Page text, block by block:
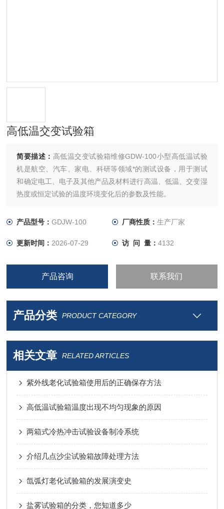
高低温交变试验箱
简要描述： 高低温交变试验箱维修GDW-100小型高低温试验
机是航空、汽车、家电、科研等领域*的测试设备，用于测试
和确定电工、电子及其他产品及材料进行高温、低温、交变湿
热度或恒定试验的温度环境变化后的参数及性能。
产品型号：GDJW-100 厂商性质： 生产厂家
更新时间： 2026-07-29 访 问 量： 4132
产品咨询 联系我们
产品分类 PRODUCT CATEGORY
相关文章 RELATED ARTICLES
紫外线老化试验箱使用后的正确保存方法
高低温试验箱温度出现不均匀现象的原因
两箱式冷热冲击试验设备制冷系统
介绍几点沙尘试验箱故障处理方法
氙弧灯老化试验箱的发展演变史
盐雾试验箱的分类，您知道多少